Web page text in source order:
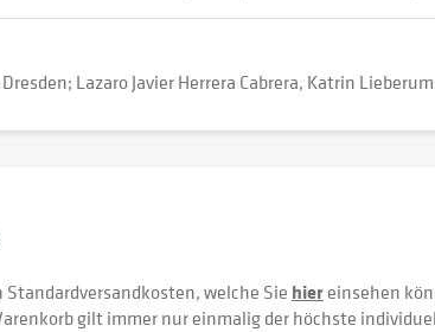
Lazaro Javier Herrera Cabrera, Katrin Lieberum
welche Sie hiereinsehen
gilt immer nur einmalig der höchste